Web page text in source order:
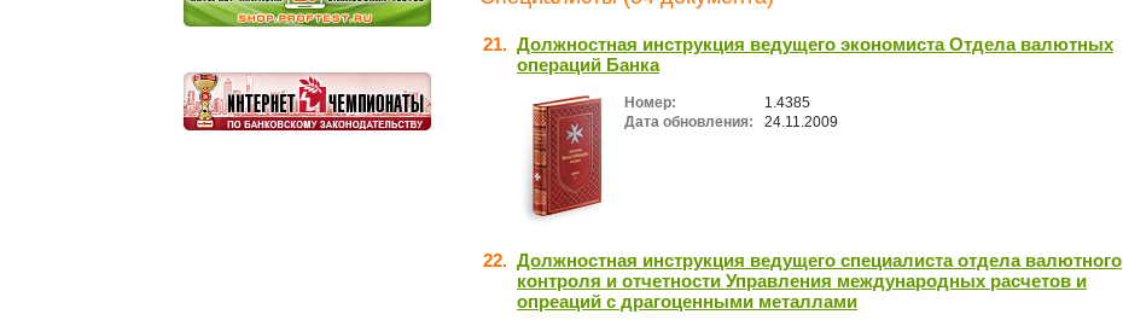
21. Должностная инструкция ведущего экономиста Отдела валютных
операций Банка
Номер:
1.4385
Дата обновления:
24.11.2009
22. Должностная инструкция ведущего специалиста отдела валютного
контроля и отчетности Управления международных расчетов и
опреаций с драгоценными металлами